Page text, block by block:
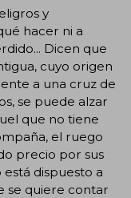
y
hacer ni a
Dicen que
cuyo origen
a una cruz de
se puede alzar
que no tiene
el ruego
precio por sus
dispuesto a
se quiere contar